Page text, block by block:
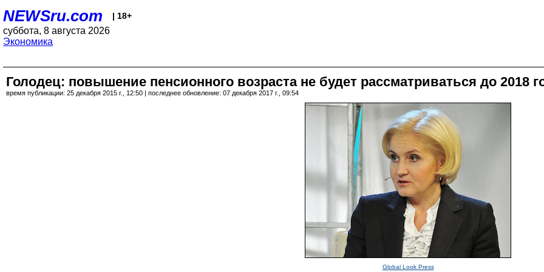
NEWSru.com | 18+
суббота, 8 августа 2026
Экономика
Голодец: повышение пенсионного возраста не будет рассматриваться до 2018
время публикации: 25 декабря 2015 г., 12:50 | последнее обновление: 07 декабря 2017 г., 09:54
Global Look Press